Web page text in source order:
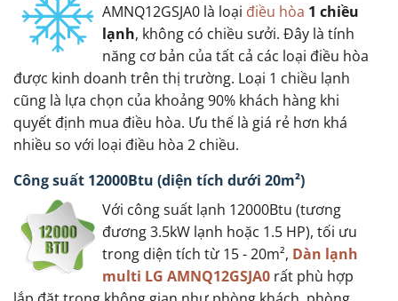
AMNQ12GSJA0 là loại điều hòa 1 chiều
lạnh, không có chiều sưởi. Đây là tính
năng cơ bản của tất cả các loại điều hòa
được kinh doanh trên thị trường. Loại 1 chiều lạnh
cũng là lựa chọn của khoảng 90% khách hàng khi
quyết định mua điều hòa. Ưu thế là giá rẻ hơn khá
nhiều so với loại điều hòa 2 chiều.
Công suất 12000Btu (diện tích dưới 20m²)
Với công suất lạnh 12000Btu (tương
đương 3.5kW lạnh hoặc 1.5 HP), tối ưu
trong diện tích từ 15 - 20m², Dàn lạnh
multi LG AMNQ12GSJA0 rất phù hợp